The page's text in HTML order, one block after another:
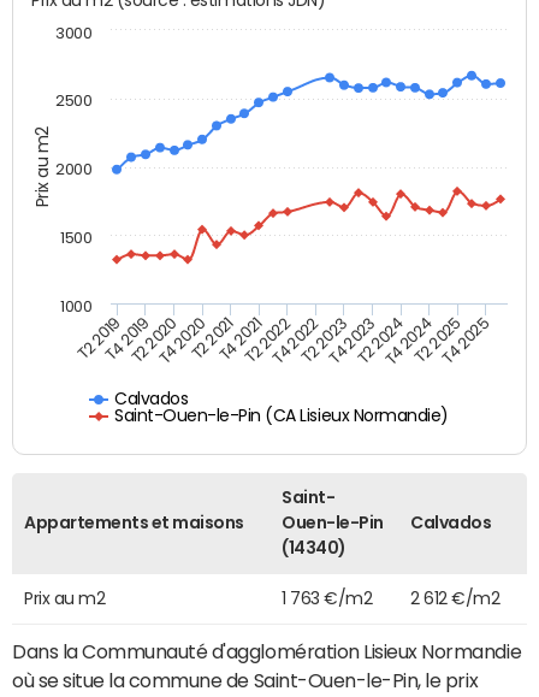
Prix au m2
Calvados
Saint-Ouen-le-Pin (CA Lisieux Normandie)
T2 2019T4 2019T2 2020T4 2020T2 2021T4 2021T2 2022T4 2022T2 2023T4 2023T2 2024T4 2024T2 2025T4 2025
1000
1500
2000
2500
3000
Appartements et maisons
Saint-
Ouen-le-Pin
(14340)
Calvados
Prix au m2 1 763 €/m2 2 612 €/m2
Dans la Communauté d'agglomération Lisieux Normandie
où se situe la commune de Saint-Ouen-le-Pin, le prix